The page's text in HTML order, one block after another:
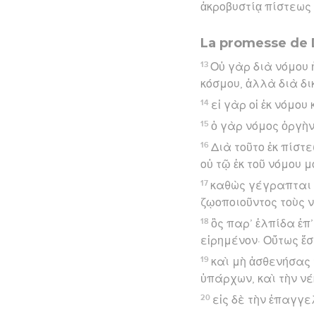
ἀκροβυστίᾳ
La promesse de
13 Οὐ γὰρ διὰ νόμου
κόσμου, ἀλλὰ διὰ
14 εἰ γὰρ οἱ ἐκ
15 ὁ γὰρ νόμος
16 Διὰ τοῦτο ἐκ
οὐ τῷ ἐκ τοῦ νόμου
17 καθὼς γέγραπται
ζῳοποιοῦντος τοὺς
18 ὃς παρ’ ἐλπίδα
εἰρημένον· Οὕτως
19 καὶ μὴ ἀσθενήσας
ὑπάρχων, καὶ τὴν
20 εἰς δὲ τὴν